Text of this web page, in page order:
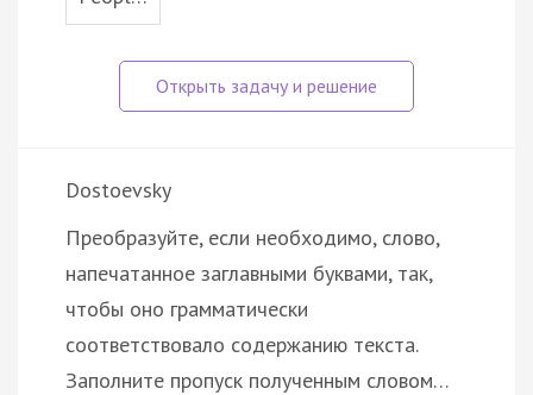
Dostoevsky
Преобразуйте, если необходимо, слово,
напечатанное заглавными буквами, так,
чтобы оно грамматически
соответствовало содержанию текста.
Заполните пропуск полученным словом…